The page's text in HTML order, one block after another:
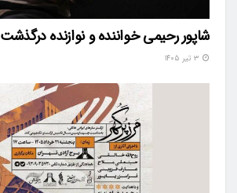
شاپور رحیمی خواننده و نوازنده درگذشت